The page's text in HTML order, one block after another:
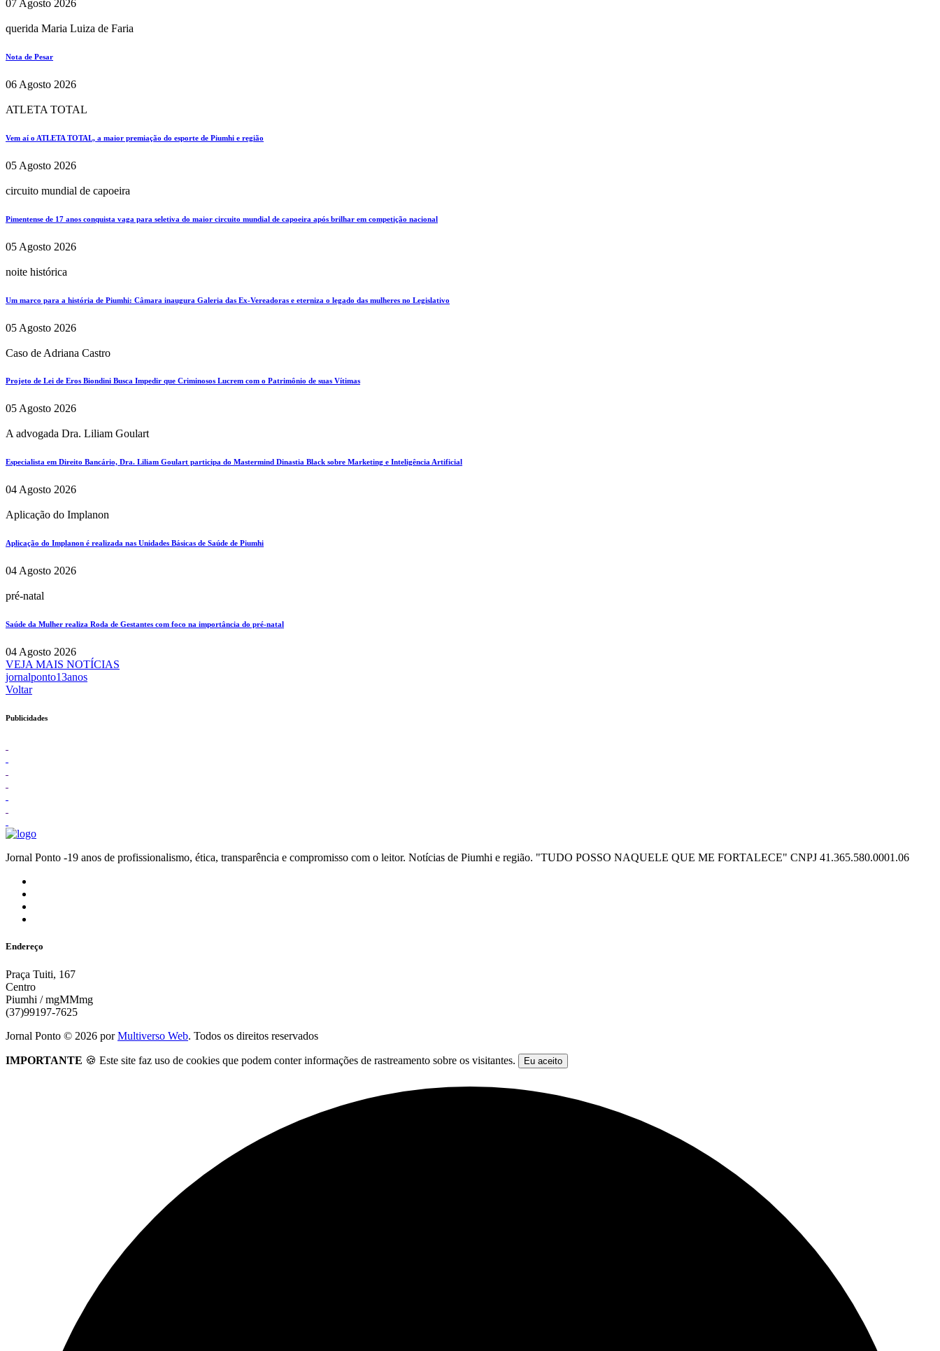
07 Agosto 2026
querida Maria Luiza de Faria
Nota de Pesar
06 Agosto 2026
ATLETA TOTAL
Vem aí o ATLETA TOTAL, a maior premiação do esporte de Piumhi e região
05 Agosto 2026
circuito mundial de capoeira
Pimentense de 17 anos conquista vaga para seletiva do maior circuito mundial de capoeira após brilhar em competição nacional
05 Agosto 2026
noite histórica
Um marco para a história de Piumhi: Câmara inaugura Galeria das Ex-Vereadoras e eterniza o legado das mulheres no Legislativo
05 Agosto 2026
Caso de Adriana Castro
Projeto de Lei de Eros Biondini Busca Impedir que Criminosos Lucrem com o Patrimônio de suas Vítimas
05 Agosto 2026
A advogada Dra. Liliam Goulart
Especialista em Direito Bancário, Dra. Liliam Goulart participa do Mastermind Dinastia Black sobre Marketing e Inteligência Artificial
04 Agosto 2026
Aplicação do Implanon
Aplicação do Implanon é realizada nas Unidades Básicas de Saúde de Piumhi
04 Agosto 2026
pré-natal
Saúde da Mulher realiza Roda de Gestantes com foco na importância do pré-natal
04 Agosto 2026
VEJA MAIS NOTÍCIAS
jornalponto13anos
Voltar
Publicidades
Jornal Ponto -19 anos de profissionalismo, ética, transparência e compromisso com o leitor. Notícias de Piumhi e região. "TUDO POSSO NAQUELE QUE ME FORTALECE" CNPJ 41.365.580.0001.06
Endereço
Praça Tuiti, 167
Centro
Piumhi / mgMMmg
(37)99197-7625
Jornal Ponto © 2026 porMultiverso Web. Todos os direitos reservados
IMPORTANTE 🍪 Este site faz uso de cookies que podem conter informações de rastreamento sobre os visitantes. Eu aceito